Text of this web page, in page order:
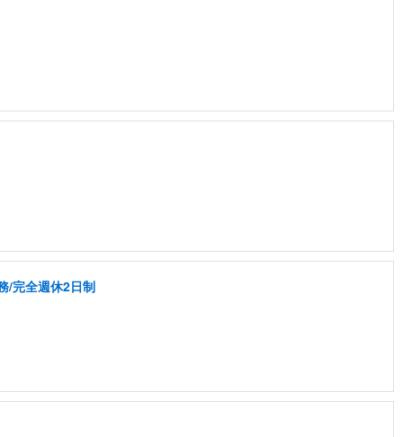
/完全週休2日制